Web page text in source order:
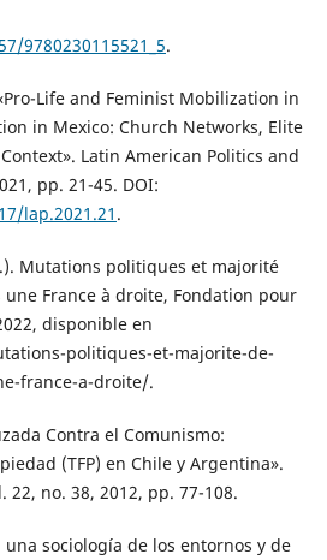
9780230115521_5.
Life and Feminist Mobilization in
in Mexico: Church Networks, Elite
Latin American Politics and
pp. 21-45. DOI:
lap.2021.21 .
Mutations politiques et majorité
France à droite, Fondation pour
disponible en
politiques-et-majorite-de-
france-a-droite/.
Contra el Comunismo:
(TFP) en Chile y Argentina».
22, no. 38, 2012, pp. 77-108.
una sociología de los entornos y de